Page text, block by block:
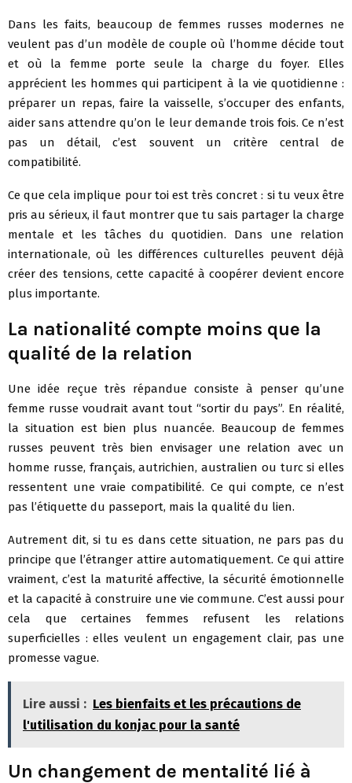
Dans les faits, beaucoup de femmes russes modernes ne
veulent pas d’un modèle de couple où l’homme décide tout
et où la femme porte seule la charge du foyer. Elles
apprécient les hommes qui participent à la vie quotidienne :
préparer un repas, faire la vaisselle, s’occuper des enfants,
aider sans attendre qu’on le leur demande trois fois. Ce n’est
pas un détail, c’est souvent un critère central de
compatibilité.
Ce que cela implique pour toi est très concret : si tu veux être
pris au sérieux, il faut montrer que tu sais partager la charge
mentale et les tâches du quotidien. Dans une relation
internationale, où les différences culturelles peuvent déjà
créer des tensions, cette capacité à coopérer devient encore
plus importante.
La nationalité compte moins que la
qualité de la relation
Une idée reçue très répandue consiste à penser qu’une
femme russe voudrait avant tout “sortir du pays”. En réalité,
la situation est bien plus nuancée. Beaucoup de femmes
russes peuvent très bien envisager une relation avec un
homme russe, français, autrichien, australien ou turc si elles
ressentent une vraie compatibilité. Ce qui compte, ce n’est
pas l’étiquette du passeport, mais la qualité du lien.
Autrement dit, si tu es dans cette situation, ne pars pas du
principe que l’étranger attire automatiquement. Ce qui attire
vraiment, c’est la maturité affective, la sécurité émotionnelle
et la capacité à construire une vie commune. C’est aussi pour
cela que certaines femmes refusent les relations
superficielles : elles veulent un engagement clair, pas une
promesse vague.
Lire aussi : Les bienfaits et les précautions de
l'utilisation du konjac pour la santé
Un changement de mentalité lié à